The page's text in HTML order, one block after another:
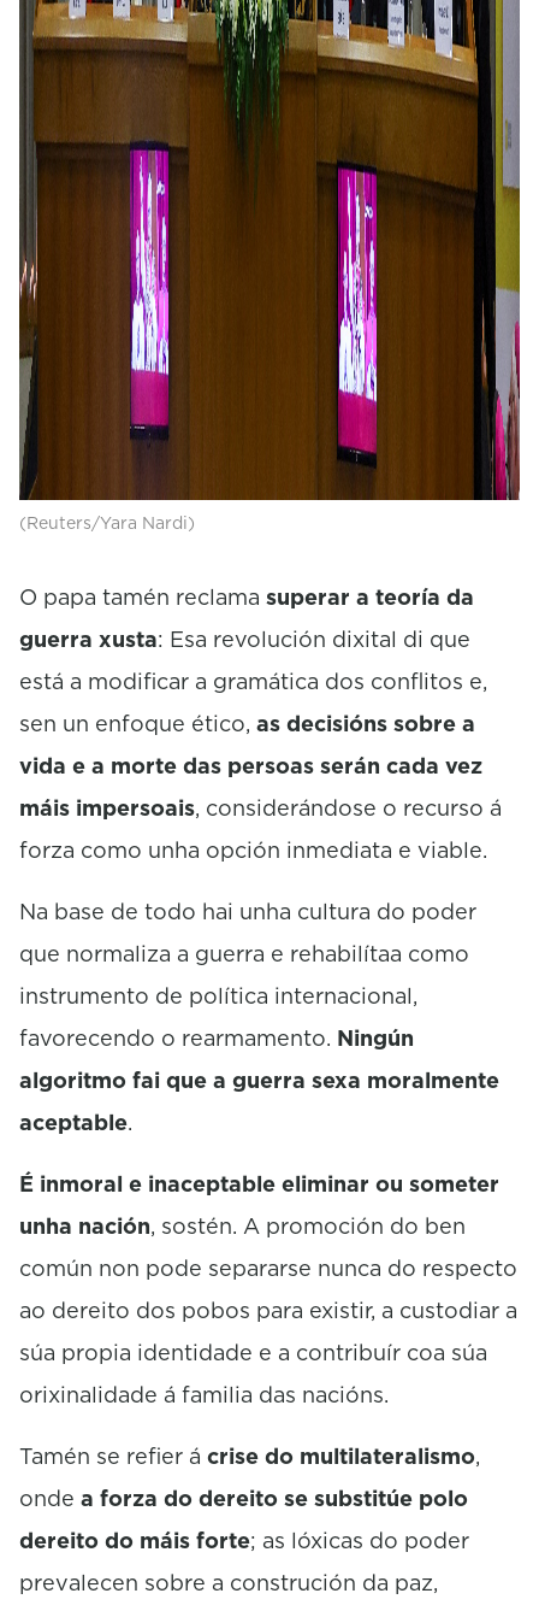
(Reuters/Yara Nardi)
O papa tamén reclama superar a teoría da
guerra xusta: Esa revolución dixital di que
está a modificar a gramática dos conflitos e,
sen un enfoque ético, as decisións sobre a
vida e a morte das persoas serán cada vez
máis impersoais, considerándose o recurso á
forza como unha opción inmediata e viable.
Na base de todo hai unha cultura do poder
que normaliza a guerra e rehabilítaa como
instrumento de política internacional,
favorecendo o rearmamento. Ningún
algoritmo fai que a guerra sexa moralmente
aceptable.
É inmoral e inaceptable eliminar ou someter
unha nación, sostén. A promoción do ben
común non pode separarse nunca do respecto
ao dereito dos pobos para existir, a custodiar a
súa propia identidade e a contribuír coa súa
orixinalidade á familia das nacións.
Tamén se refier á crise do multilateralismo,
onde a forza do dereito se substitúe polo
dereito do máis forte; as lóxicas do poder
prevalecen sobre a construción da paz,